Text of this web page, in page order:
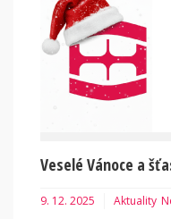
Veselé Vánoce a
9. 12. 2025 Aktuality